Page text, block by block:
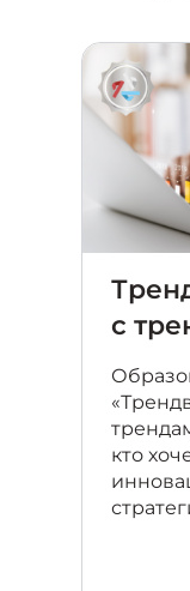
с
кто